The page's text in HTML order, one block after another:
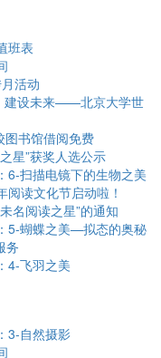
班表
活动
建设未来——北京大学世
图书馆借阅免费
星”获奖人选公示
6-扫描电镜下的生物之美
读文化节启动啦！
名阅读之星”的通知
5-蝴蝶之美—拟态的奥秘
务
4-飞羽之美
3-自然摄影